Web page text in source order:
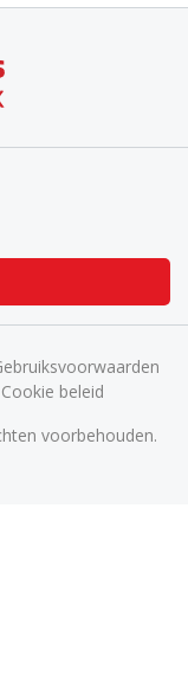
voorbehouden.
Cookie beleid